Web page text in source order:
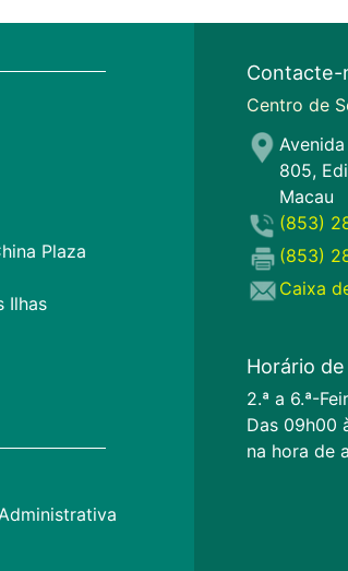
Plaza
Ilhas
Contacte-
Centro de
805,
Macau
(853)
(853)
Caixa
Horário
2.ª a 6.ª-
Das 09h00
na hora de